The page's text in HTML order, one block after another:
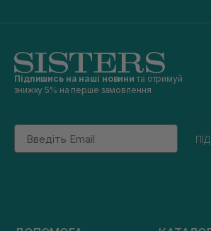
Підпишись на наші новини та отримуй
знижку 5% на перше замовлення
Email